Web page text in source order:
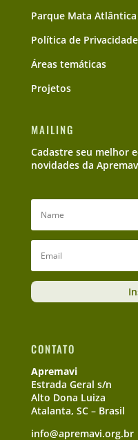
Parque Mata Atlântica
Política de Privacidade
Áreas temáticas
Projetos
MAILING
Cadastre seu melhor
novidades da
CONTATO
Apremavi
Estrada Geral s/n
Alto Dona Luiza
Atalanta, SC – Brasil
info@apremavi.org.br